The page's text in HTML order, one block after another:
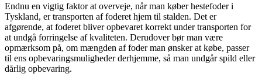
Endnu en vigtig faktor at overveje, når man køber hestefoder i
Tyskland, er transporten af foderet hjem til stalden. Det er
afgørende, at foderet bliver opbevaret korrekt under transporten for
at undgå forringelse af kvaliteten. Derudover bør man være
opmærksom på, om mængden af foder man ønsker at købe, passer
til ens opbevaringsmuligheder derhjemme, så man undgår spild eller
dårlig opbevaring.